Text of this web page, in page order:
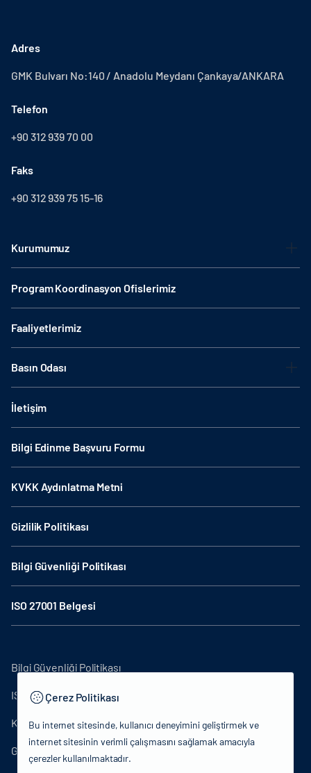
Adres
GMK Bulvarı No:140 / Anadolu Meydanı Çankaya/ANKARA
Telefon
+90 312 939 70 00
Faks
+90 312 939 75 15-16
Kurumumuz
Program Koordinasyon Ofislerimiz
Faaliyetlerimiz
Basın Odası
İletişim
Bilgi Edinme Başvuru Formu
KVKK Aydınlatma Metni
Gizlilik Politikası
Bilgi Güvenliği Politikası
ISO 27001 Belgesi
Bilgi Güvenliği Politikası
ISO27001
KVKK Aydınlatma Metni
Gizlilik Politikası
Çerez Politikası
Bu internet sitesinde, kullanıcı deneyimini geliştirmek ve
internet sitesinin verimli çalışmasını sağlamak amacıyla
çerezler kullanılmaktadır.